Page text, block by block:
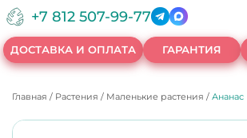
+7 812 507-99-77
ДОСТАВКА И ОПЛАТА ГАРАНТИЯ
Главная / Растения / Маленькие растения /Ананас